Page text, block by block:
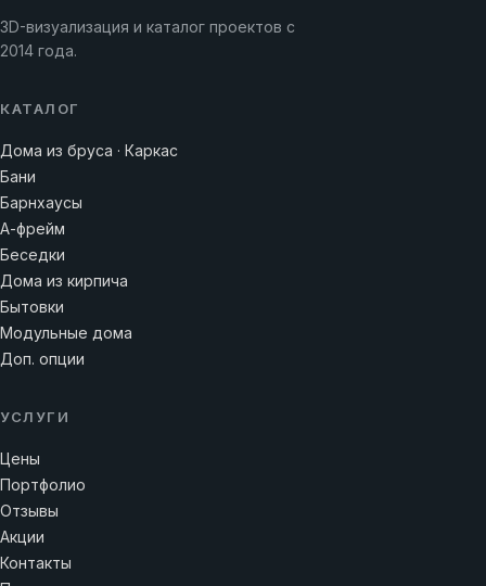
3D-визуализация и каталог проектов с
2014 года.
КАТАЛОГ
Дома из бруса · Каркас
Бани
Барнхаусы
А-фрейм
Беседки
Дома из кирпича
Бытовки
Модульные дома
Доп. опции
УСЛУГИ
Цены
Портфолио
Отзывы
Акции
Контакты